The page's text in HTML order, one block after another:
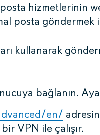
hizmetlerinin
posta
kullanarak
bağlanın.
en/
bir VPN ile çalışır.